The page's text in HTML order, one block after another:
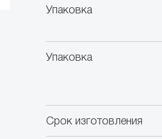
Упаковка
Упаковка
Срок изготовления